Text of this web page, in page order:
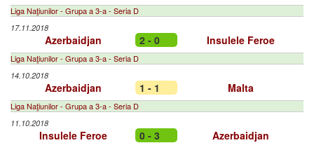
Liga Naţiunilor - Grupa a 3-a - Seria D
17.11.2018
Azerbaidjan 2 - 0 Insulele Feroe
Liga Naţiunilor - Grupa a 3-a - Seria D
14.10.2018
Azerbaidjan 1 - 1 Malta
Liga Naţiunilor - Grupa a 3-a - Seria D
11.10.2018
Insulele Feroe 0 - 3 Azerbaidjan